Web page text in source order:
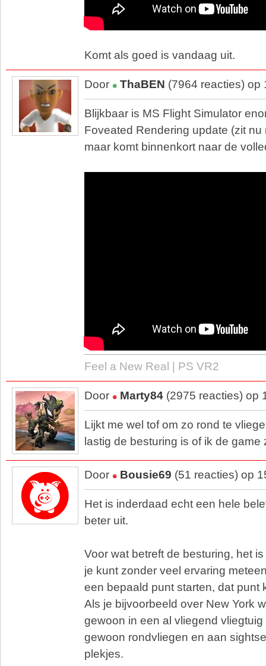
Komt als goed is vandaag uit.
Door ThaBEN (7964 reacties) op
Blijkbaar is MS Flight Simulator
Foveated Rendering update (zit nu
maar komt binnenkort naar de
Feel a New Real | PS VR2
Door Marty84 (2975 reacties) op
Lijkt me wel tof om zo rond te
lastig de besturing is of ik de game
Door Bousie69 (51 reacties) op
Het is inderdaad echt een hele
beter uit.
Voor wat betreft de besturing, het
je kunt zonder veel ervaring
een bepaald punt starten, dat punt
Als je bijvoorbeeld over New York
gewoon in een al vliegend
gewoon rondvliegen en aan
plekjes.